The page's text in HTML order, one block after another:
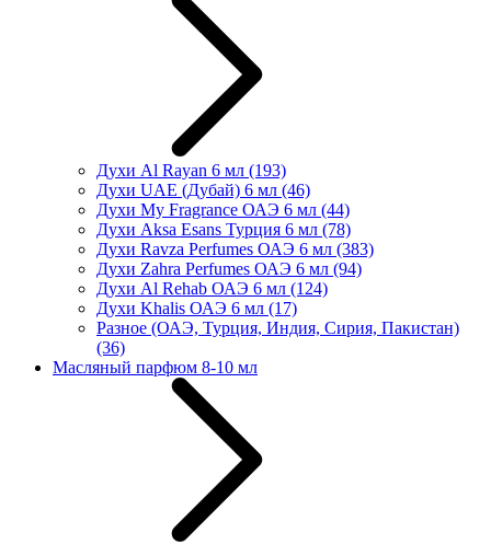
Духи Al Rayan 6 мл (193)
Духи UAE (Дубай) 6 мл (46)
Духи My Fragrance ОАЭ 6 мл (44)
Духи Aksa Esans Турция 6 мл (78)
Духи Ravza Perfumes ОАЭ 6 мл (383)
Духи Zahra Perfumes ОАЭ 6 мл (94)
Духи Al Rehab ОАЭ 6 мл (124)
Духи Khalis ОАЭ 6 мл (17)
Разное (ОАЭ, Турция, Индия, Сирия, Пакистан)
(36)
Масляный парфюм 8-10 мл